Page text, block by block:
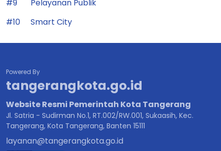
#9
Pelayanan Publik
#10
Smart City
Powered By
tangerangkota.go.id
Website Resmi Pemerintah Kota Tangerang
Jl. Satria - Sudirman No.1, RT.002/RW.001, Sukaasih, Kec.
Tangerang, Kota Tangerang, Banten 15111
layanan@tangerangkota.go.id